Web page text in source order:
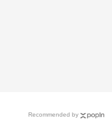
Recommended by